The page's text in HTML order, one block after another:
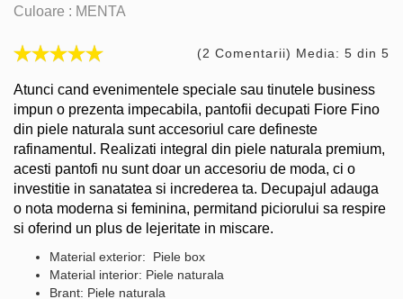
Culoare : MENTA
(2 Comentarii) Media: 5 din 5
Atunci cand evenimentele speciale sau tinutele business
impun o prezenta impecabila, pantofii decupati Fiore Fino
din piele naturala sunt accesoriul care defineste
rafinamentul. Realizati integral din piele naturala premium,
acesti pantofi nu sunt doar un accesoriu de moda, ci o
investitie in sanatatea si increderea ta. Decupajul adauga
o nota moderna si feminina, permitand piciorului sa respire
si oferind un plus de lejeritate in miscare.
Material exterior: Piele box
Material interior: Piele naturala
Brant: Piele naturala